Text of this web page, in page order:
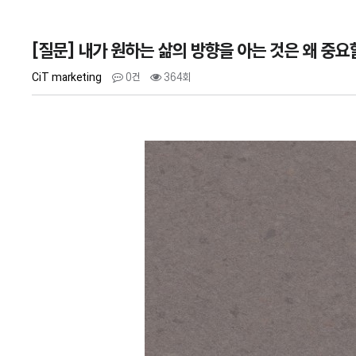
[질문] 내가 원하는 삶의 방향을 아는 것은 왜 중요
CiT marketing 0건 364회